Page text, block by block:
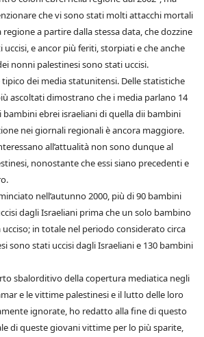
che vi sono stati molti attacchi mortali
a partire dalla stessa data, che dozzine
uccisi, e ancor più feriti, storpiati e che anche
nonni palestinesi sono stati uccisi.
dei media statunitensi. Delle statistiche
ascoltati dimostrano che i media parlano 14
ebrei israeliani di quella dii bambini
nei giornali regionali è ancora maggiore.
all’attualità non sono dunque al
nonostante che essi siano precedenti e
nell’autunno 2000, più di 90 bambini
dagli Israeliani prima che un solo bambino
in totale nel periodo considerato circa
sono stati uccisi dagli Israeliani e 130 bambini
sbalorditivo della copertura mediatica negli
e le vittime palestinesi e il lutto delle loro
ignorate, ho redatto alla fine di questo
di queste giovani vittime per lo più sparite,